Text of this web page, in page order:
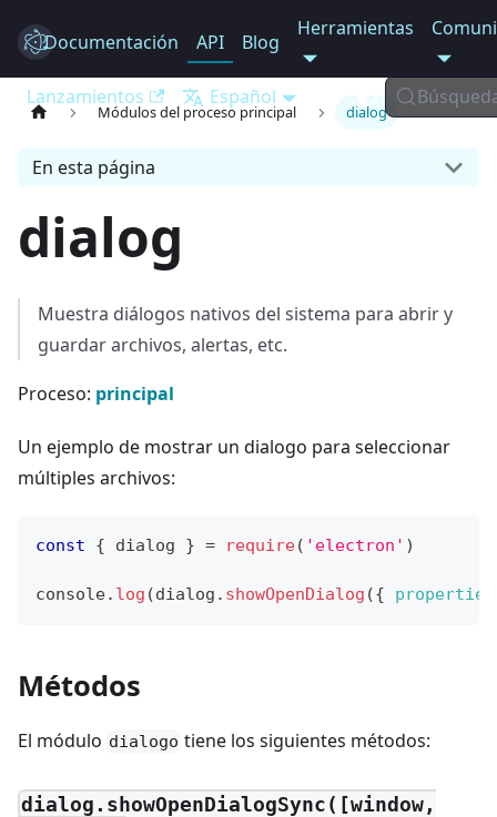
Electron
Documentación API Blog
Herramientas
Lanzamientos Español
Módulos del proceso principal dialog
En esta página
dialog
Muestra diálogos nativos del sistema para abrir y
guardar archivos, alertas, etc.
Proceso: principal
Un ejemplo de mostrar un dialogo para seleccionar
múltiples archivos:
const { dialog } = require( 'electron' )
console. log (dialog . showOpenDialog ({ properties
Métodos
El módulo dialogo tiene los siguientes métodos:
dialog.showOpenDialogSync([window,